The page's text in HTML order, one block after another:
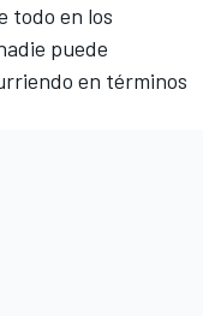
todo en los
puede
en términos